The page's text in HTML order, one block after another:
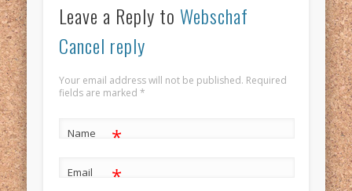
Leave a Reply to Webschaf
Cancel reply
Your email address will not be published. Required
fields are marked *
Name *
Email *